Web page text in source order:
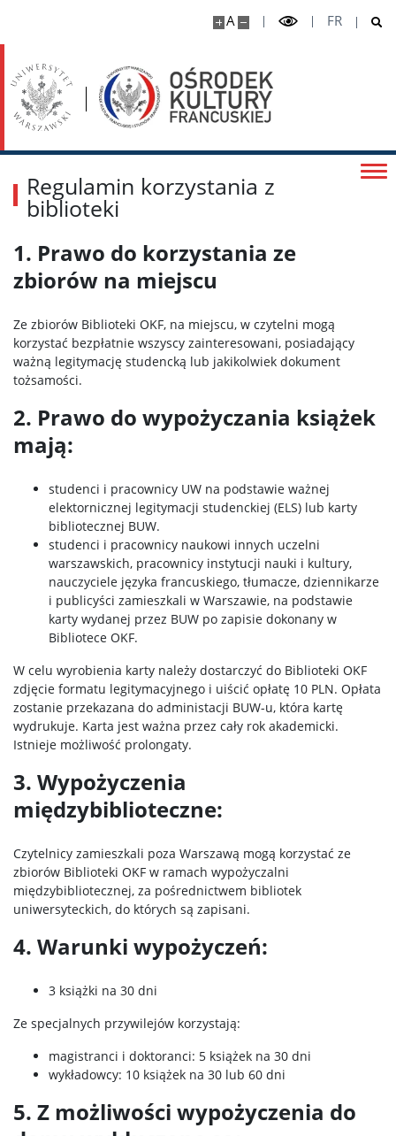
A FR
Regulamin korzystania z
biblioteki
1. Prawo do korzystania ze
zbiorów na miejscu
Ze zbiorów Biblioteki OKF, na miejscu, w czytelni mogą
korzystać bezpłatnie wszyscy zainteresowani, posiadający
ważną legitymację studencką lub jakikolwiek dokument
tożsamości.
2. Prawo do wypożyczania książek
mają:
studenci i pracownicy UW na podstawie ważnej
elektornicznej legitymacji studenckiej (ELS) lub karty
bibliotecznej BUW.
studenci i pracownicy naukowi innych uczelni
warszawskich, pracownicy instytucji nauki i kultury,
nauczyciele języka francuskiego, tłumacze, dziennikarze
i publicyści zamieszkali w Warszawie, na podstawie
karty wydanej przez BUW po zapisie dokonany w
Bibliotece OKF.
W celu wyrobienia karty należy dostarczyć do Biblioteki OKF
zdjęcie formatu legitymacyjnego i uiścić opłatę 10 PLN. Opłata
zostanie przekazana do administacji BUW-u, która kartę
wydrukuje. Karta jest ważna przez cały rok akademicki.
Istnieje możliwość prolongaty.
3. Wypożyczenia
międzybiblioteczne:
Czytelnicy zamieszkali poza Warszawą mogą korzystać ze
zbiorów Biblioteki OKF w ramach wypożyczalni
międzybibliotecznej, za pośrednictwem bibliotek
uniwersyteckich, do których są zapisani.
4. Warunki wypożyczeń:
3 książki na 30 dni
Ze specjalnych przywilejów korzystają:
magistranci i doktoranci: 5 książek na 30 dni
wykładowcy: 10 książek na 30 lub 60 dni
5. Z możliwości wypożyczenia do